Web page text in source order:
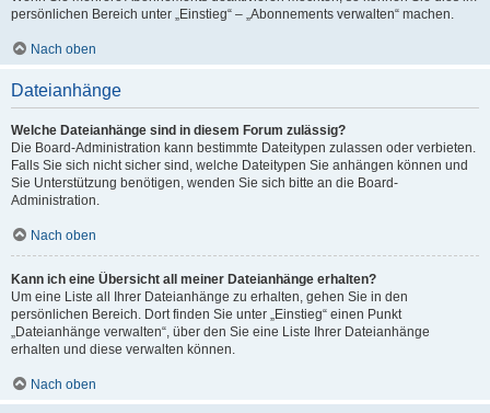
persönlichen Bereich unter „Einstieg“ – „Abonnements verwalten“ machen.
Nach oben
Dateianhänge
Welche Dateianhänge sind in diesem Forum zulässig?
Die Board-Administration kann bestimmte Dateitypen zulassen oder verbieten.
Falls Sie sich nicht sicher sind, welche Dateitypen Sie anhängen können und
Sie Unterstützung benötigen, wenden Sie sich bitte an die Board-
Administration.
Nach oben
Kann ich eine Übersicht all meiner Dateianhänge erhalten?
Um eine Liste all Ihrer Dateianhänge zu erhalten, gehen Sie in den
persönlichen Bereich. Dort finden Sie unter „Einstieg“ einen Punkt
„Dateianhänge verwalten“, über den Sie eine Liste Ihrer Dateianhänge
erhalten und diese verwalten können.
Nach oben